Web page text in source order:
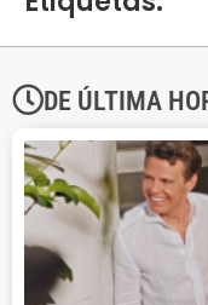
DE ÚLTIMA